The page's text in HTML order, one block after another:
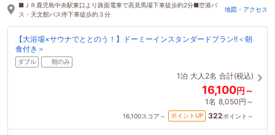
■ＪＲ鹿児島中央駅東口より路面電車で高見馬場下車徒歩約2分■空港バ
ス・天文館バス停下車徒歩約３分
地図・アクセス
【大浴場×サウナでととのう！】ドーミーインスタンダードプラン!!＜朝
食付き＞
ダブル 朝のみ
1泊 大人2名 合計(税込)
16,100円～
1名 8,050円～
16,100スコア～ ポイントUP 322ポイント～